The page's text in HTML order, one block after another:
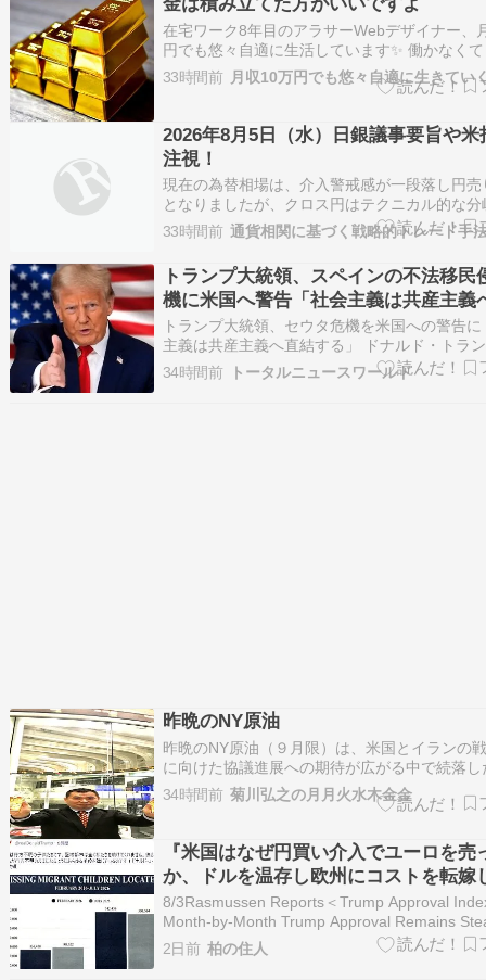
在宅ワーク8年目のアラサーWebデザイナー、
円でも悠々自適に生活しています✨ 働かなく
に楽しくをモットーに、コツコツ真面目に資産
践中です 〇私のプロフィール・月収10万円で
い人は、今からでも積…
33時間前 月収10万円でも悠々自適に生きてい
2026年8月5日（水）日銀議事要旨や米
注視！
現在の為替相場は、介入警戒感が一段落し円売
となりましたが、クロス円はテクニカル的な分
置しており、次の動きを伺う展開です。通貨相
の強さが続く一方、ユーロやポンドの弱さが
ており、円買いや欧州 […]
33時間前
トランプ大統領、スペインの不法移民
機に米国へ警告「社会主義は共産主義
する」
トランプ大統領、セウタ危機を米国への警告に
主義は共産主義へ直結する」 ドナルド・トラ
領は8月3日、スペインの国境危機を米国への
て位置づけ、政府が左派的な移民政策を採用
34時間前 トータルニュースワールド
昨晩のNY原油
昨晩のNY原油（９月限）は、米国とイランの
に向けた協議進展への期待が広がる中で続落し
比４．５７ドル安の１バレル＝７５．７７ドル
た。 トランプ大統領は３日始まるとの見通し
ッセント米財務長官は４日、米Ｃ…
34時間前 菊川弘之の月月火水木金金
『米国はなぜ円買い介入でユーロを売
か、ドルを温存し欧州にコストを転嫁
例の構図【土田陽介のユーラシアモニ
日米の協調介入で円相場に上限も高市
財政拡張で円安圧力は続く』（8/3JB
8/3Rasmussen Reports＜Trump Approval
Month-by-Month Trump Approval Remains
July＝トランプ大統領の支持率（月別） トラン
領の支持率は7月も安定している＞ トランプ
2日前 柏の住人